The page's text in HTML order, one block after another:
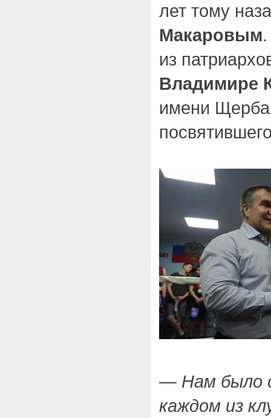
лет тому
Макаровым
из
Владимире
имени
— Нам было
каждом из